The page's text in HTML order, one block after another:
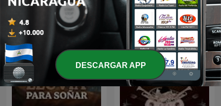
DESCARGAR APP